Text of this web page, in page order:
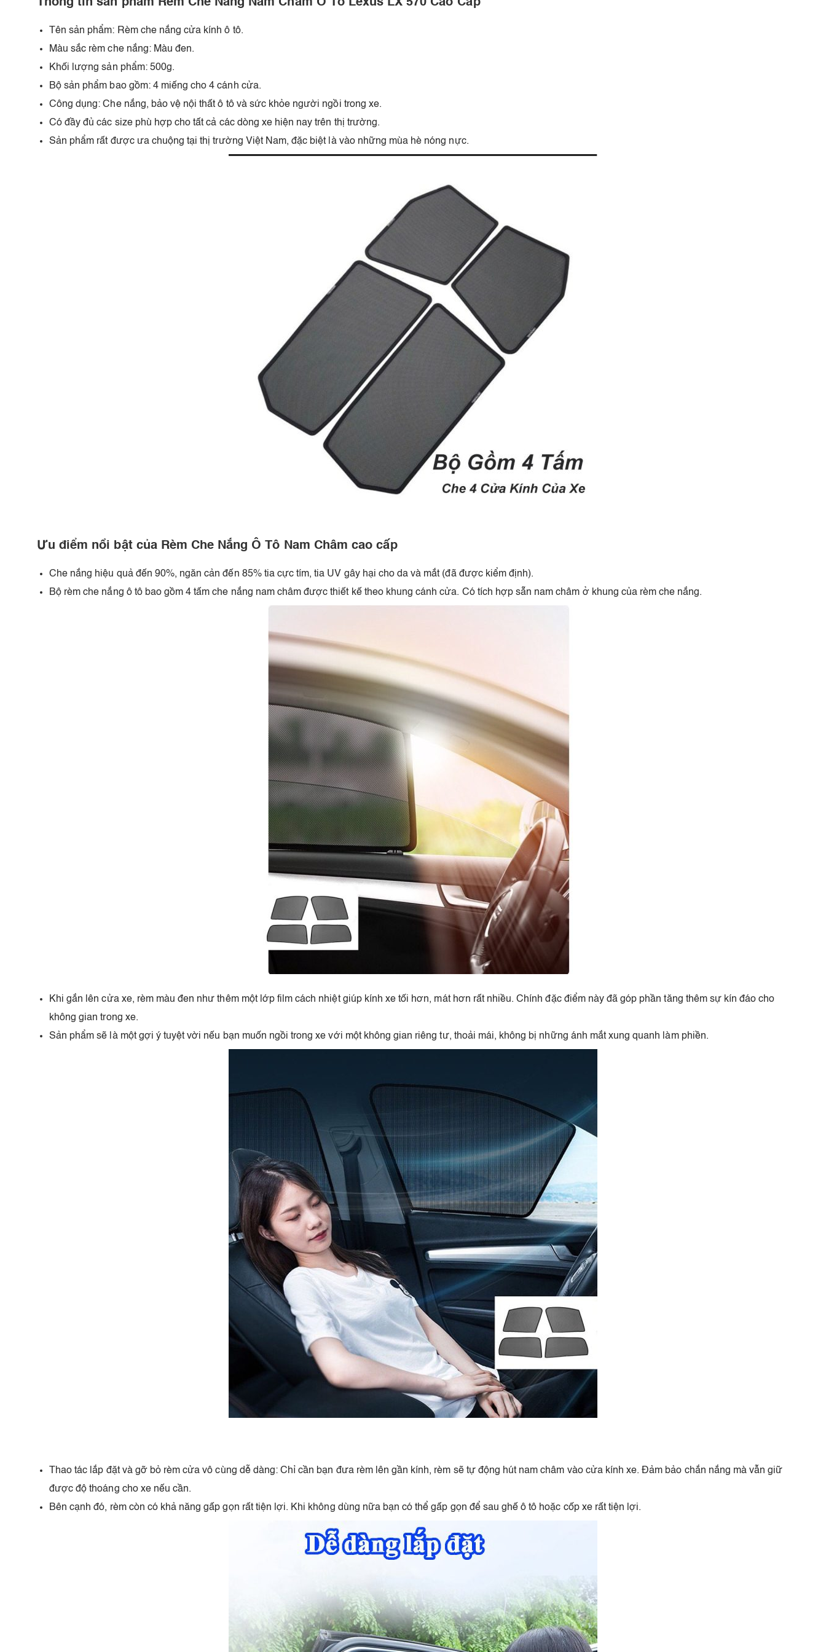
Thông tin sản phẩm Rèm Che Nắng Nam Châm Ô Tô Lexus LX 570 Cao Cấp
Tên sản phẩm: Rèm che nắng cửa kính ô tô.
Màu sắc rèm che nắng: Màu đen.
Khối lượng sản phẩm: 500g.
Bộ sản phẩm bao gồm: 4 miếng cho 4 cánh cửa.
Công dụng: Che nắng, bảo vệ nội thất ô tô và sức khỏe người ngồi trong xe.
Có đầy đủ các size phù hợp cho tất cả các dòng xe hiện nay trên thị trường.
Sản phẩm rất được ưa chuộng tại thị trường Việt Nam, đặc biệt là vào những mùa hè nóng nực.
Ưu điểm nổi bật của Rèm Che Nắng Ô Tô Nam Châm cao cấp
Che nắng hiệu quả đến 90%, ngăn cản đến 85% tia cực tím, tia UV gây hại cho da và mắt (đã được kiểm định).
Bộ rèm che nắng ô tô bao gồm 4 tấm che nắng nam châm được thiết kế theo khung cánh cửa. Có tích hợp sẵn nam châm ở khung của rèm che nắng.
Khi gắn lên cửa xe, rèm màu đen như thêm một lớp film cách nhiệt giúp kính xe tối hơn, mát hơn rất nhiều. Chính đặc điểm này đã góp phần tăng thêm sự kín đáo cho
không gian trong xe.
Sản phẩm sẽ là một gợi ý tuyệt vời nếu bạn muốn ngồi trong xe với một không gian riêng tư, thoải mái, không bị những ánh mắt xung quanh làm phiền.
Thao tác lắp đặt và gỡ bỏ rèm cửa vô cùng dễ dàng: Chỉ cần bạn đưa rèm lên gần kính, rèm sẽ tự động hút nam châm vào cửa kính xe. Đảm bảo chắn nắng mà vẫn giữ
được độ thoáng cho xe nếu cần.
Bên cạnh đó, rèm còn có khả năng gấp gọn rất tiện lợi. Khi không dùng nữa bạn có thể gấp gọn để sau ghế ô tô hoặc cốp xe rất tiện lợi.